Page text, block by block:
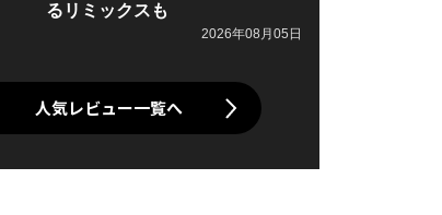
るリミックスも
2026年08月05日
人気レビュー一覧へ